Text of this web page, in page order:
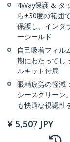
4Way保護 & タ
ら±30度の範囲
保護し、インタ
ーシールド
自己吸着フィル
期にわたってし
ルキット付属
眼精疲労の軽減
シースクリーン
も快適な視認性
¥ 5,507 JPY